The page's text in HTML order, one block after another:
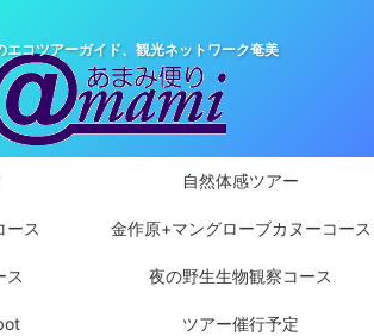
エコツアーガイド、観光ネットワーク奄美
自然体感ツアー
ース 金作原+マングローブカヌーコース
ス 夜の野生生物観察コース
ツアー催行予定